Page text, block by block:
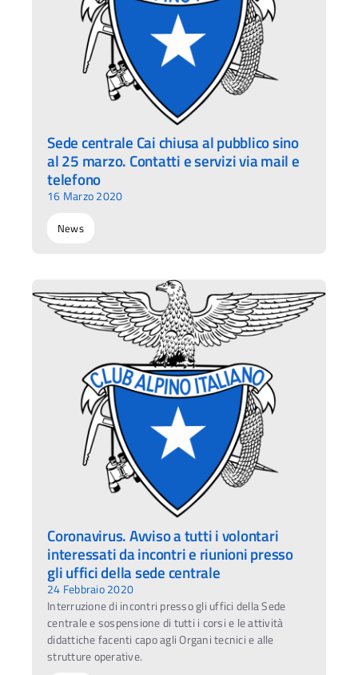
Sede centrale Cai chiusa al pubblico sino
al 25 marzo. Contatti e servizi via mail e
telefono
16 Marzo 2020
News
Coronavirus. Avviso a tutti i volontari
interessati da incontri e riunioni presso
gli uffici della sede centrale
24 Febbraio 2020
Interruzione di incontri presso gli uffici della Sede
centrale e sospensione di tutti i corsi e le attività
didattiche facenti capo agli Organi tecnici e alle
strutture operative.